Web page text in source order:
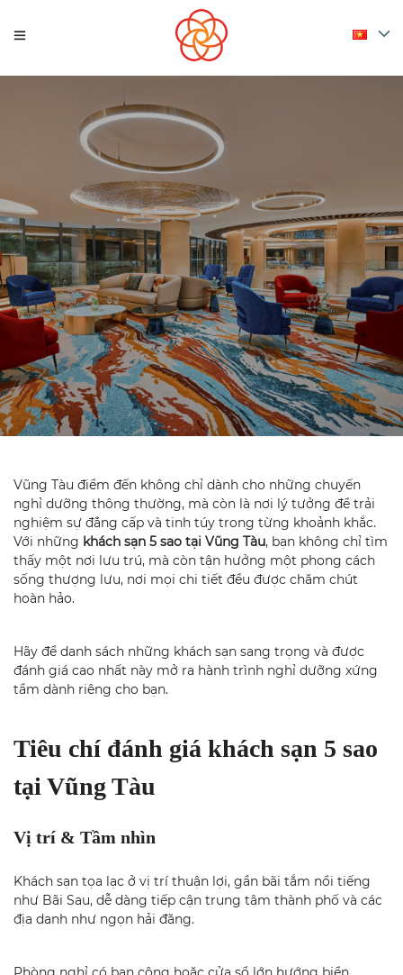
Vũng Tàu điểm đến không chỉ dành cho những chuyến
nghỉ dưỡng thông thường, mà còn là nơi lý tưởng để trải
nghiệm sự đẳng cấp và tinh túy trong từng khoảnh khắc.
Với những khách sạn 5 sao tại Vũng Tàu, bạn không chỉ tìm
thấy một nơi lưu trú, mà còn tận hưởng một phong cách
sống thượng lưu, nơi mọi chi tiết đều được chăm chút
hoàn hảo.
Hãy để danh sách những khách sạn sang trọng và được
đánh giá cao nhất này mở ra hành trình nghỉ dưỡng xứng
tầm dành riêng cho bạn.
Tiêu chí đánh giá khách sạn 5 sao
tại Vũng Tàu
Vị trí & Tầm nhìn
Khách sạn tọa lạc ở vị trí thuận lợi, gần bãi tắm nổi tiếng
như Bãi Sau, dễ dàng tiếp cận trung tâm thành phố và các
địa danh như ngọn hải đăng.